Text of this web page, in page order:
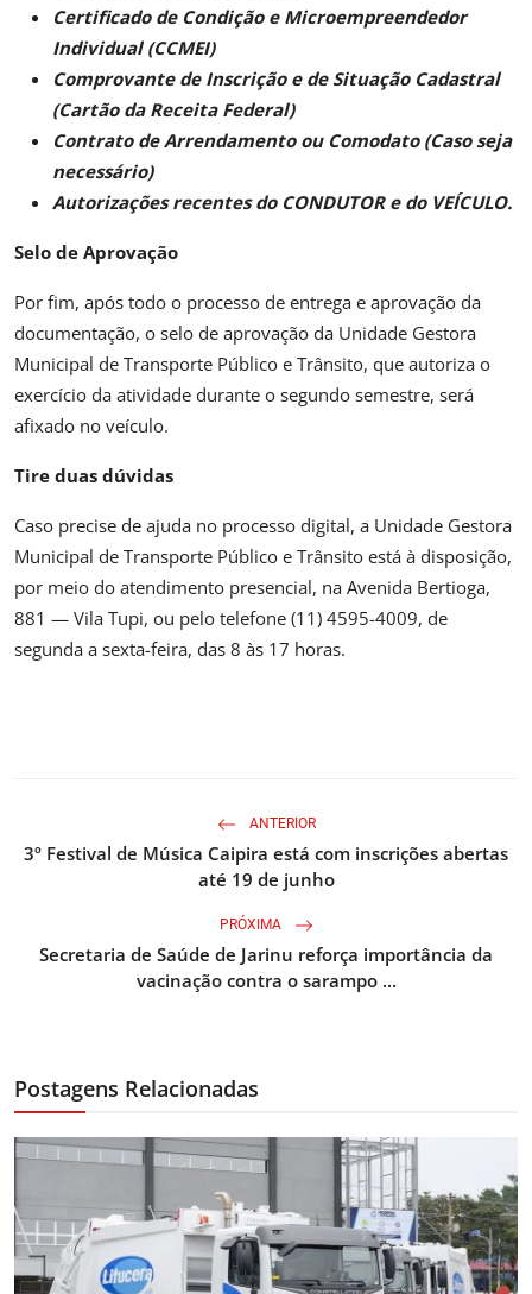
Certificado de Condição e Microempreendedor
Individual (CCMEI)
Comprovante de Inscrição e de Situação Cadastral
(Cartão da Receita Federal)
Contrato de Arrendamento ou Comodato (Caso seja
necessário)
Autorizações recentes do CONDUTOR e do VEÍCULO.
Selo de Aprovação
Por fim, após todo o processo de entrega e aprovação da
documentação, o selo de aprovação da Unidade Gestora
Municipal de Transporte Público e Trânsito, que autoriza o
exercício da atividade durante o segundo semestre, será
afixado no veículo.
Tire duas dúvidas
Caso precise de ajuda no processo digital, a Unidade Gestora
Municipal de Transporte Público e Trânsito está à disposição,
por meio do atendimento presencial, na Avenida Bertioga,
881 — Vila Tupi, ou pelo telefone (11) 4595-4009, de
segunda a sexta-feira, das 8 às 17 horas.
ANTERIOR
3º Festival de Música Caipira está com inscrições abertas
até 19 de junho
PRÓXIMA
Secretaria de Saúde de Jarinu reforça importância da
vacinação contra o sarampo ...
Postagens Relacionadas